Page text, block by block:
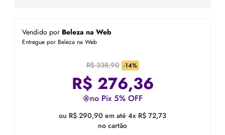
Vendido por Beleza na Web
Entregue por Beleza na Web
R$ 338,90 -14%
R$ 276,36
no Pix 5% OFF
ou R$ 290,90 em até 4x R$ 72,73
no cartão